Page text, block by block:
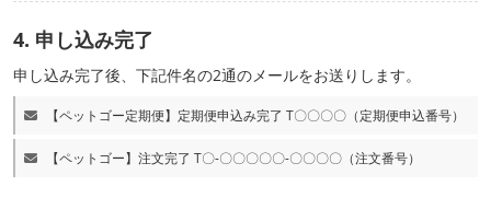
4. 申し込み完了
申し込み完了後、下記件名の2通のメールをお送りします。
【ペットゴー定期便】定期便申込み完了 T〇〇〇〇（定期便申込番号）
【ペットゴー】注文完了 T〇-〇〇〇〇〇-〇〇〇〇（注文番号）